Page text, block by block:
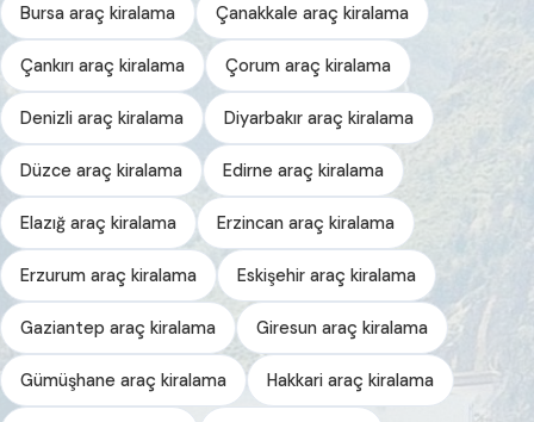
Bursa araç kiralama Çanakkale araç kiralama
Çankırı araç kiralama Çorum araç kiralama
Denizli araç kiralama Diyarbakır araç kiralama
Düzce araç kiralama Edirne araç kiralama
Elazığ araç kiralama Erzincan araç kiralama
Erzurum araç kiralama Eskişehir araç kiralama
Gaziantep araç kiralama Giresun araç kiralama
Gümüşhane araç kiralama Hakkari araç kiralama